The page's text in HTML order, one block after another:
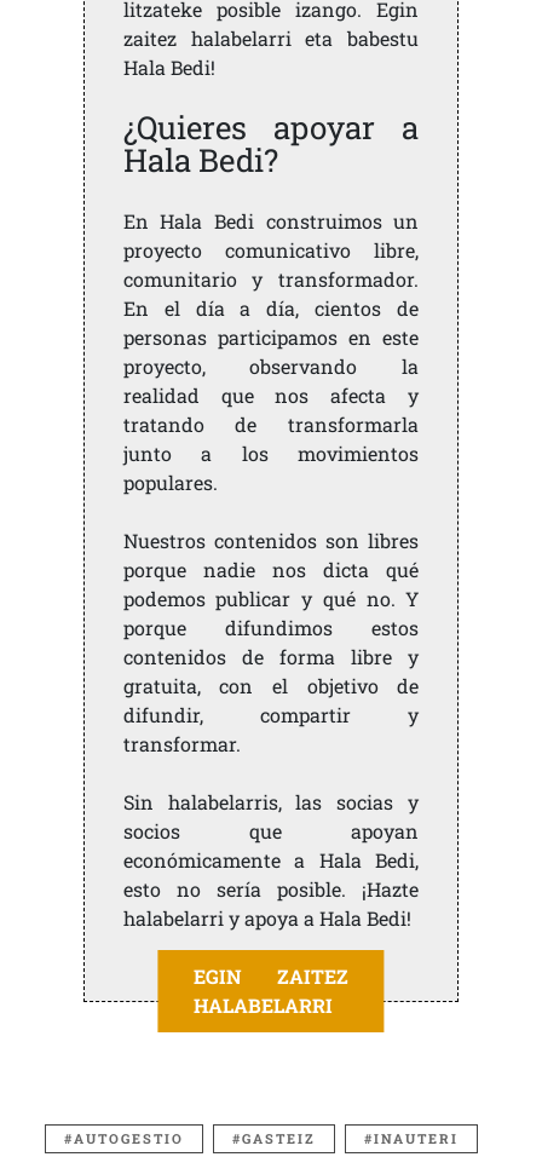
litzateke posible izango. Egin
zaitez halabelarri eta babestu
Hala Bedi!
¿Quieres apoyar a
Hala Bedi?
En Hala Bedi construimos un
proyecto comunicativo libre,
comunitario y transformador.
En el día a día, cientos de
personas participamos en este
proyecto, observando la
realidad que nos afecta y
tratando de transformarla
junto a los movimientos
populares.
Nuestros contenidos son libres
porque nadie nos dicta qué
podemos publicar y qué no. Y
porque difundimos estos
contenidos de forma libre y
gratuita, con el objetivo de
difundir, compartir y
transformar.
Sin halabelarris, las socias y
socios que apoyan
económicamente a Hala Bedi,
esto no sería posible. ¡Hazte
halabelarri y apoya a Hala Bedi!
EGIN ZAITEZ
HALABELARRI
AUTOGESTIO GASTEIZ INAUTERI